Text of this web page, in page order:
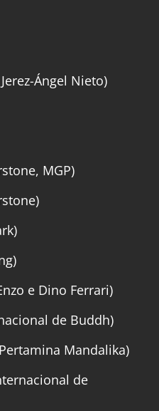
Ángel Nieto)
MGP)
e Dino Ferrari)
de Buddh)
Mandalika)
de